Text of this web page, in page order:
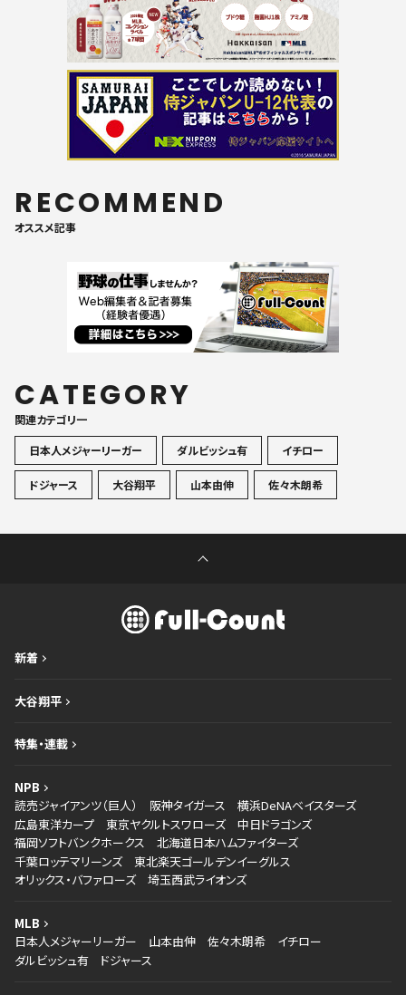
RECOMMEND
オススメ記事
CATEGORY
関連カテゴリ一
日本人メジャーリーガー
ダルビッシュ有 イチロー
ドジャース 大谷翔平 山本由伸 佐々木朗希
新着
大谷翔平
特集・連載
NPB
読売ジャイアンツ（巨人）
阪神タイガース
横浜DeNAベイスターズ
広島東洋カープ
東京ヤクルトスワローズ
中日ドラゴンズ
福岡ソフトバンクホークス
北海道日本ハムファイターズ
千葉ロッテマリーンズ
東北楽天ゴールデンイーグルス
オリックス・バファローズ
埼玉西武ライオンズ
MLB
日本人メジャーリーガー
山本由伸 佐々木朗希
イチロー
ダルビッシュ有
ドジャース